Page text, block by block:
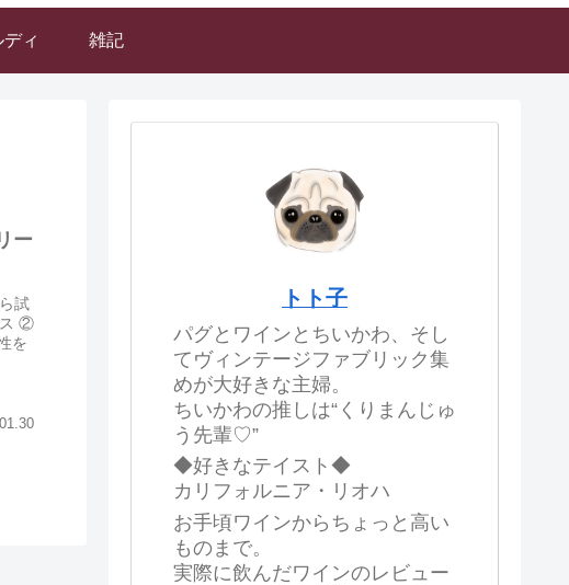
ディ 雑記
ー
試
ス ②
を
トト子
パグとワインとちいかわ、そし
てヴィンテージファブリック集
めが大好きな主婦。
ちいかわの推しは“くりまんじゅ
う先輩♡”
◆好きなテイスト◆
カリフォルニア・リオハ
お手頃ワインからちょっと高い
ものまで。
実際に飲んだワインのレビュー